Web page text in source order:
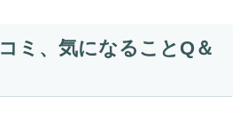
ミ、気になることQ＆